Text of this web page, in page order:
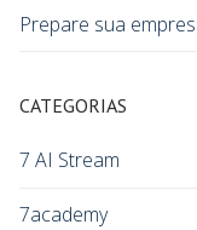
Prepare sua
CATEGORIAS
7 AI Stream
7academy